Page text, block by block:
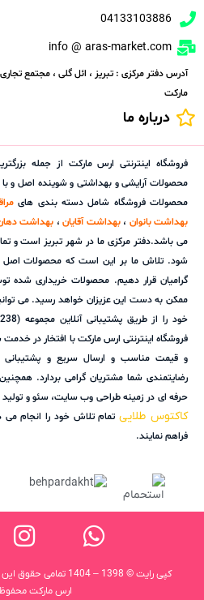
04133103886
info @ aras-market.com
آدرس دفتر مرکزی : تبریز ، ائل گلی ، مجتمع
مارکت
درباره ما
فروشگاه اینترنتی ارس مارکت از جمله
محصولات آرایشی و بهداشتی و شوینده اصل و
محصولات فروشگاه شامل دسته بندی های
بهداشت بانوان ،بهداشت آقایان، بهداشت
می باشد.دفتر مرکزی ما در شهر تبریز است و
شود. تلاش ما بر این است که محصولات اصل و
گرامیان قرار دهیم. محصولات خریداری شده
ممکن به دست این عزیزان خواهد رسید. می
فروشگاه اینترنتی ارس مارکت با افتخار در
و قیمت مناسب و ارسال سریع و پشتیبانی
رضایتمندی شما مشتریان گرامی بردارد.
حرفه ای در زمینه طراحی وب سایت، سئو و تولید
کاکتوس طلاییتمام تلاش خود را انجام می
فراهم نمایند.
کپی رایت © 1398 – 1404
ارس مارکت